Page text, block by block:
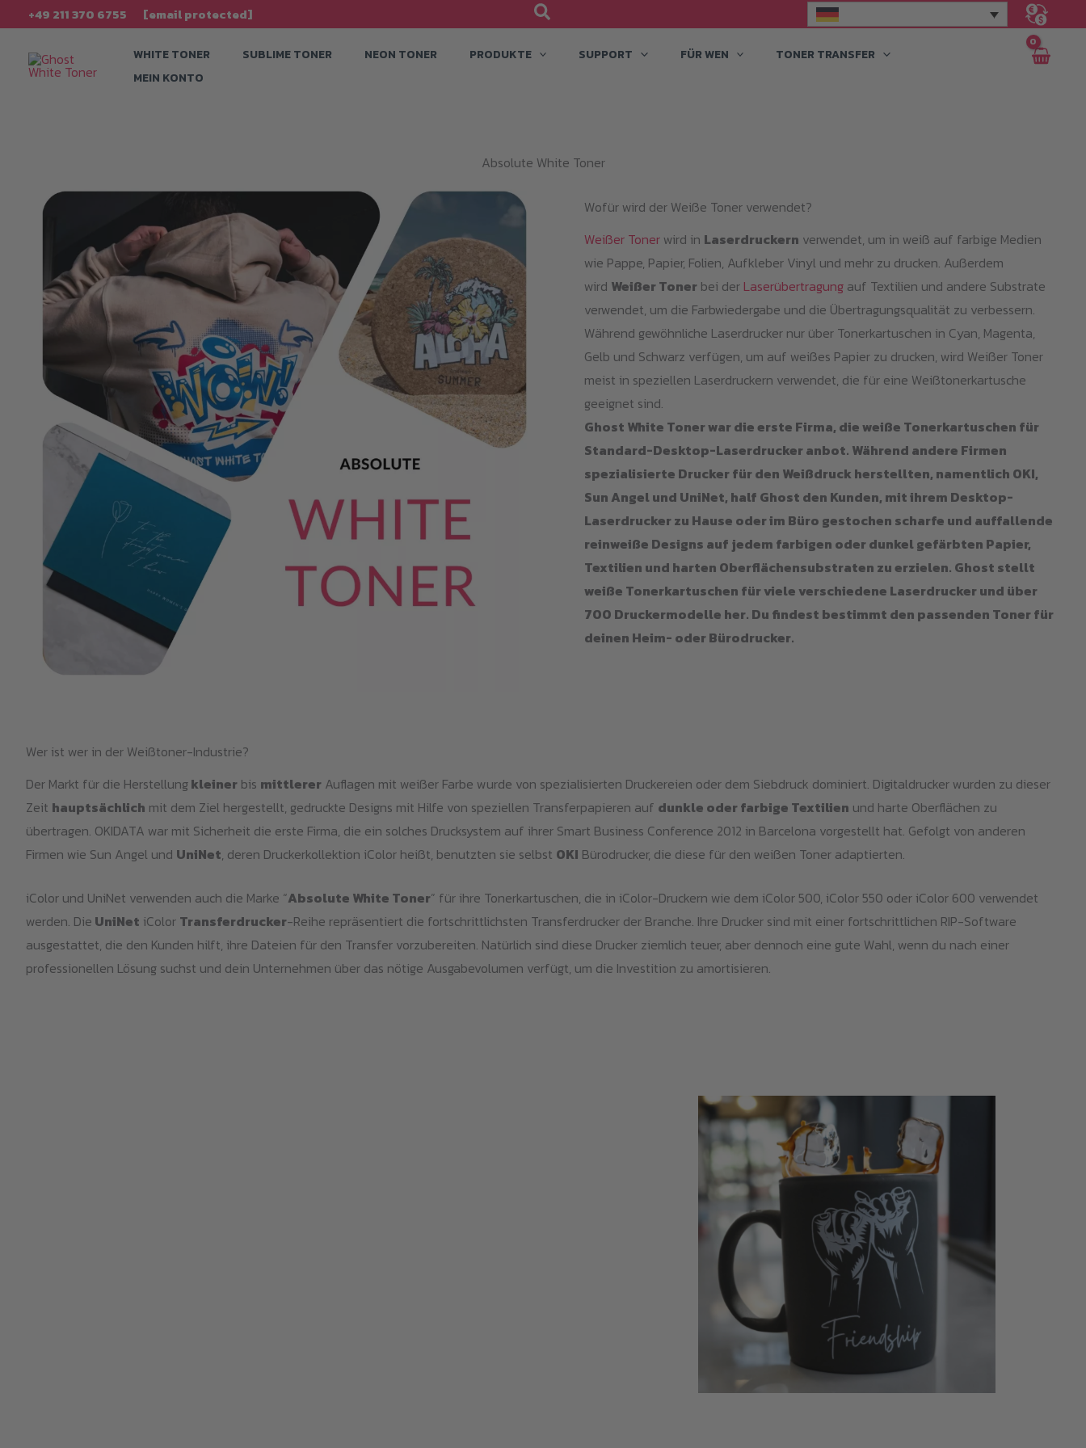
Inhalt
springen
+49 211 370 6755 [email protected]
WHITE TONER SUBLIME TONER NEON TONER PRODUKTE SUPPORT FÜR WEN
TONER TRANSFER
MEIN KONTO
Absolute White Toner
Wofür wird der Weiße Toner verwendet?
Weißer Toner wird in Laserdruckern verwendet, um in weiß auf farbige Medien
wie Pappe, Papier, Folien, Aufkleber Vinyl und mehr zu drucken. Außerdem
wird Weißer Toner bei der Laserübertragung auf Textilien und andere Substrate
verwendet, um die Farbwiedergabe und die Übertragungsqualität zu verbessern.
Während gewöhnliche Laserdrucker nur über Tonerkartuschen in Cyan, Magenta,
Gelb und Schwarz verfügen, um auf weißes Papier zu drucken, wird Weißer Toner
meist in speziellen Laserdruckern verwendet, die für eine Weißtonerkartusche
geeignet sind.
Ghost White Toner war die erste Firma, die weiße Tonerkartuschen für
Standard-Desktop-Laserdrucker anbot. Während andere Firmen
spezialisierte Drucker für den Weißdruck herstellten, namentlich OKI,
Sun Angel und UniNet, half Ghost den Kunden, mit ihrem Desktop-
Laserdrucker zu Hause oder im Büro gestochen scharfe und auffallende
reinweiße Designs auf jedem farbigen oder dunkel gefärbten Papier,
Textilien und harten Oberflächensubstraten zu erzielen. Ghost stellt
weiße Tonerkartuschen für viele verschiedene Laserdrucker und über
700 Druckermodelle her. Du findest bestimmt den passenden Toner für
deinen Heim- oder Bürodrucker.
Wer ist wer in der Weißtoner-Industrie?
Der Markt für die Herstellungkleiner bis mittlerer Auflagen mit weißer Farbe wurde von spezialisierten Druckereien oder dem Siebdruck dominiert. Digitaldrucker wurden zu dieser
Zeit hauptsächlich mit dem Ziel hergestellt, gedruckte Designs mit Hilfe von speziellen Transferpapieren auf dunkle oder farbige Textilien und harte Oberflächen zu
übertragen. OKIDATA war mit Sicherheit die erste Firma, die ein solches Drucksystem auf ihrer Smart Business Conference 2012 in Barcelona vorgestellt hat. Gefolgt von anderen
Firmen wie Sun Angel und UniNet, deren Druckerkollektion iColor heißt, benutzten sie selbst OKI Bürodrucker, die diese für den weißen Toner adaptierten.
iColor und UniNet verwenden auch die Marke “Absolute White Toner” für ihre Tonerkartuschen, die in iColor-Druckern wie dem iColor 500, iColor 550 oder iColor 600 verwendet
werden. Die UniNet iColor Transferdrucker-Reihe repräsentiert die fortschrittlichsten Transferdrucker der Branche. Ihre Drucker sind mit einer fortschrittlichen RIP-Software
ausgestattet, die den Kunden hilft, ihre Dateien für den Transfer vorzubereiten. Natürlich sind diese Drucker ziemlich teuer, aber dennoch eine gute Wahl, wenn du nach einer
professionellen Lösung suchst und dein Unternehmen über das nötige Ausgabevolumen verfügt, um die Investition zu amortisieren.